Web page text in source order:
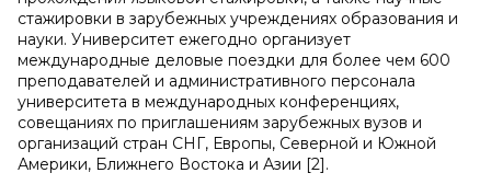
стажировки в зарубежных учреждениях образования и
науки. Университет ежегодно организует
международные деловые поездки для более чем 600
преподавателей и административного персонала
университета в международных конференциях,
совещаниях по приглашениям зарубежных вузов и
организаций стран СНГ, Европы, Северной и Южной
Америки, Ближнего Востока и Азии [2].